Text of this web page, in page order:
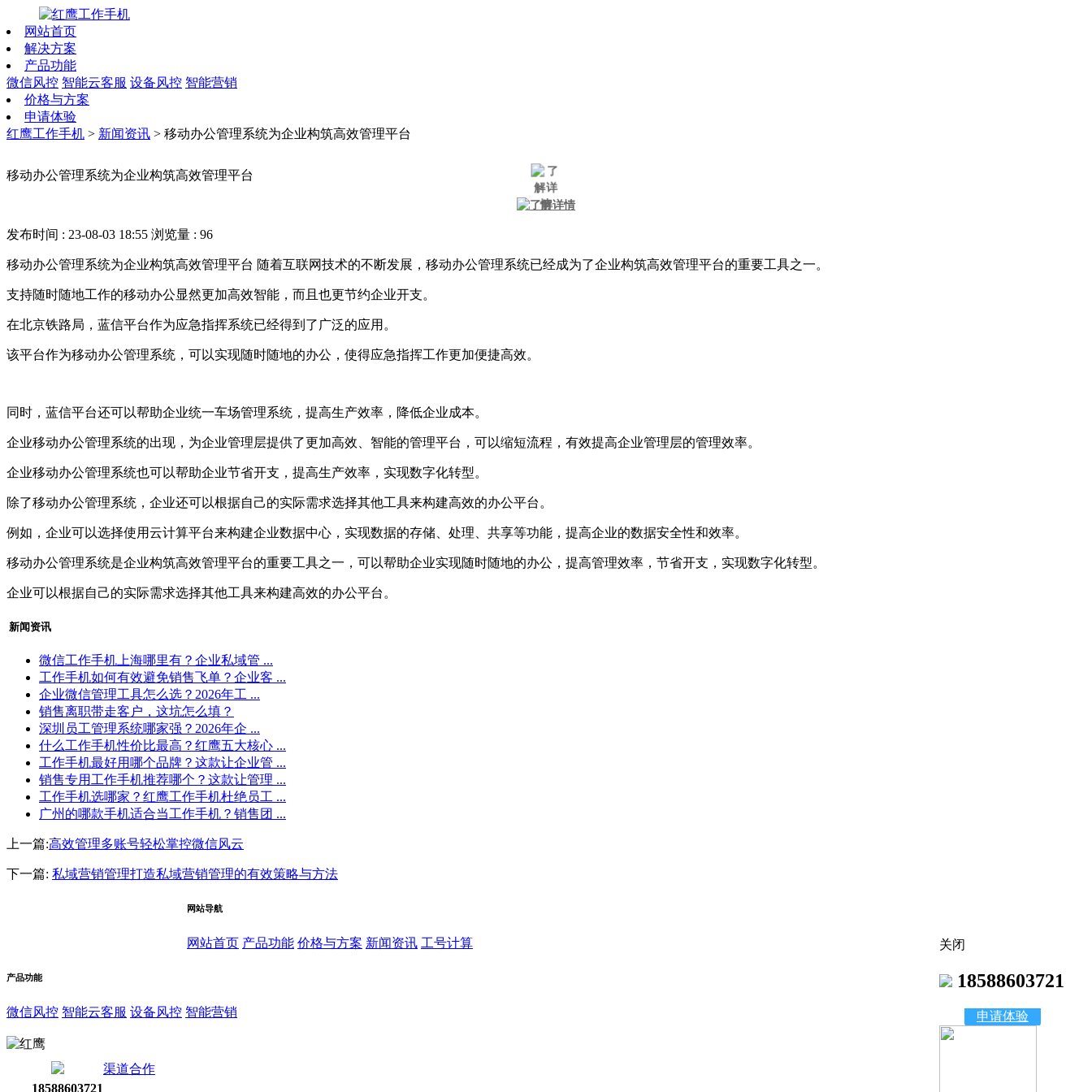
网站首页
解决方案
产品功能
微信风控 智能云客服 设备风控 智能营销
价格与方案
申请体验
红鹰工作手机 > 新闻资讯 > 移动办公管理系统为企业构筑高效管理平台
移动办公管理系统为企业构筑高效管理平台
发布时间 : 23-08-03 18:55 浏览量 : 96
移动办公管理系统为企业构筑高效管理平台 随着互联网技术的不断发展，移动办公管理系统已经成为了企业构筑高效管理平台的重要工具之一。
支持随时随地工作的移动办公显然更加高效智能，而且也更节约企业开支。
在北京铁路局，蓝信平台作为应急指挥系统已经得到了广泛的应用。
该平台作为移动办公管理系统，可以实现随时随地的办公，使得应急指挥工作更加便捷高效。
同时，蓝信平台还可以帮助企业统一车场管理系统，提高生产效率，降低企业成本。
企业移动办公管理系统的出现，为企业管理层提供了更加高效、智能的管理平台，可以缩短流程，有效提高企业管理层的管理效率。
企业移动办公管理系统也可以帮助企业节省开支，提高生产效率，实现数字化转型。
除了移动办公管理系统，企业还可以根据自己的实际需求选择其他工具来构建高效的办公平台。
例如，企业可以选择使用云计算平台来构建企业数据中心，实现数据的存储、处理、共享等功能，提高企业的数据安全性和效率。
移动办公管理系统是企业构筑高效管理平台的重要工具之一，可以帮助企业实现随时随地的办公，提高管理效率，节省开支，实现数字化转型。
企业可以根据自己的实际需求选择其他工具来构建高效的办公平台。
新闻资讯
微信工作手机上海哪里有？企业私域管 ...
工作手机如何有效避免销售飞单？企业客 ...
企业微信管理工具怎么选？2026年工 ...
销售离职带走客户，这坑怎么填？
深圳员工管理系统哪家强？2026年企 ...
什么工作手机性价比最高？红鹰五大核心 ...
工作手机最好用哪个品牌？这款让企业管 ...
销售专用工作手机推荐哪个？这款让管理 ...
工作手机选哪家？红鹰工作手机杜绝员工 ...
广州的哪款手机适合当工作手机？销售团 ...
上一篇:高效管理多账号轻松掌控微信风云
下一篇: 私域营销管理打造私域营销管理的有效策略与方法
网站导航
网站首页 产品功能 价格与方案 新闻资讯 工号计算
产品功能
微信风控 智能云客服 设备风控 智能营销
18588603721
渠道合作
关闭
18588603721
申请体验